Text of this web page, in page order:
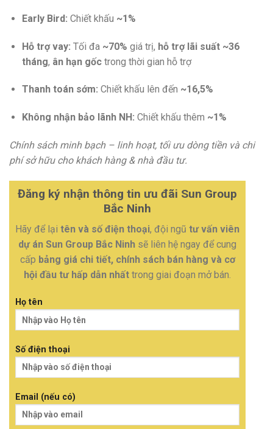
Early Bird: Chiết khấu ~1%
Hỗ trợ vay: Tối đa ~70% giá trị, hỗ trợ lãi suất ~36
tháng, ân hạn gốctrong thời gian hỗ trợ
Thanh toán sớm: Chiết khấu lên đến ~16,5%
Không nhận bảo lãnh NH: Chiết khấu thêm ~1%
Chính sách minh bạch – linh hoạt, tối ưu dòng tiền và chi
phí sở hữu cho khách hàng & nhà đầu tư.
Đăng ký nhận thông tin ưu đãi Sun Group
Bắc Ninh
Hãy để lại tên và số điện thoại, đội ngũ tư vấn viên
dự án Sun Group Bắc Ninh sẽ liên hệ ngay để cung
cấp bảng giá chi tiết, chính sách bán hàng và cơ
hội đầu tư hấp dẫn nhất trong giai đoạn mở bán.
Họ tên
Số điện thoại
Email (nếu có)